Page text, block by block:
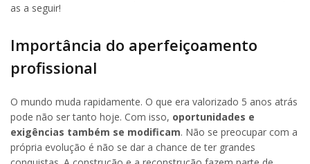
as a seguir!
Importância do aperfeiçoamento
profissional
O mundo muda rapidamente. O que era valorizado 5 anos atrás
pode não ser tanto hoje. Com isso, oportunidades e
exigências também se modificam. Não se preocupar com a
própria evolução é não se dar a chance de ter grandes